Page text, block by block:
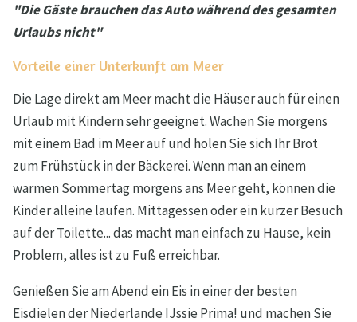
"Die Gäste brauchen das Auto während des gesamten
Urlaubs nicht"
Vorteile einer Unterkunft am Meer
Die Lage direkt am Meer macht die Häuser auch für einen
Urlaub mit Kindern sehr geeignet. Wachen Sie morgens
mit einem Bad im Meer auf und holen Sie sich Ihr Brot
zum Frühstück in der Bäckerei. Wenn man an einem
warmen Sommertag morgens ans Meer geht, können die
Kinder alleine laufen. Mittagessen oder ein kurzer Besuch
auf der Toilette... das macht man einfach zu Hause, kein
Problem, alles ist zu Fuß erreichbar.
Genießen Sie am Abend ein Eis in einer der besten
Eisdielen der Niederlande IJssie Prima! und machen Sie